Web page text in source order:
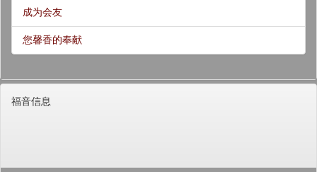
成为会友
您馨香的奉献
福音信息